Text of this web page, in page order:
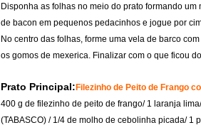
Disponha as folhas no meio do prato formando
de bacon em pequenos pedacinhos e jogue por
No centro das folhas, forme uma vela de barco
os gomos de mexerica. Finalizar com o que ficou
Prato Principal:Filezinho de Peito de Frango
400 g de filezinho de peito de frango/ 1 laranja
(TABASCO) / 1/4 de molho de cebolinha picada/ 1